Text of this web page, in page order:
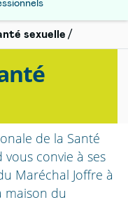
sexuelle
de la Santé
vous convie à ses
Maréchal Joffre à
maison du